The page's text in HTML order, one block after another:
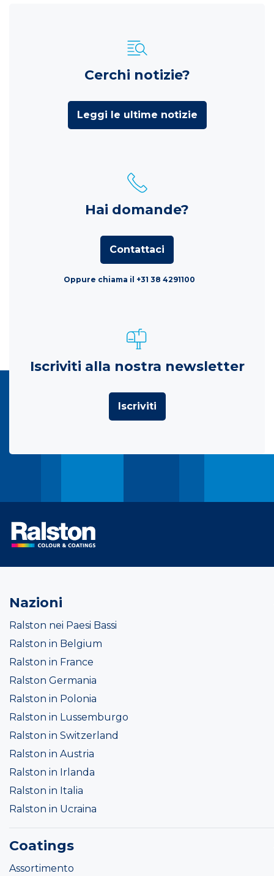
Cerchi notizie?
Leggi le ultime notizie
Hai domande?
Contattaci
Oppure chiama il +31 38 4291100
Iscriviti alla nostra newsletter
Iscriviti
Nazioni
Ralston nei Paesi Bassi
Ralston in Belgium
Ralston in France
Ralston Germania
Ralston in Polonia
Ralston in Lussemburgo
Ralston in Switzerland
Ralston in Austria
Ralston in Irlanda
Ralston in Italia
Ralston in Ucraina
Coatings
Assortimento